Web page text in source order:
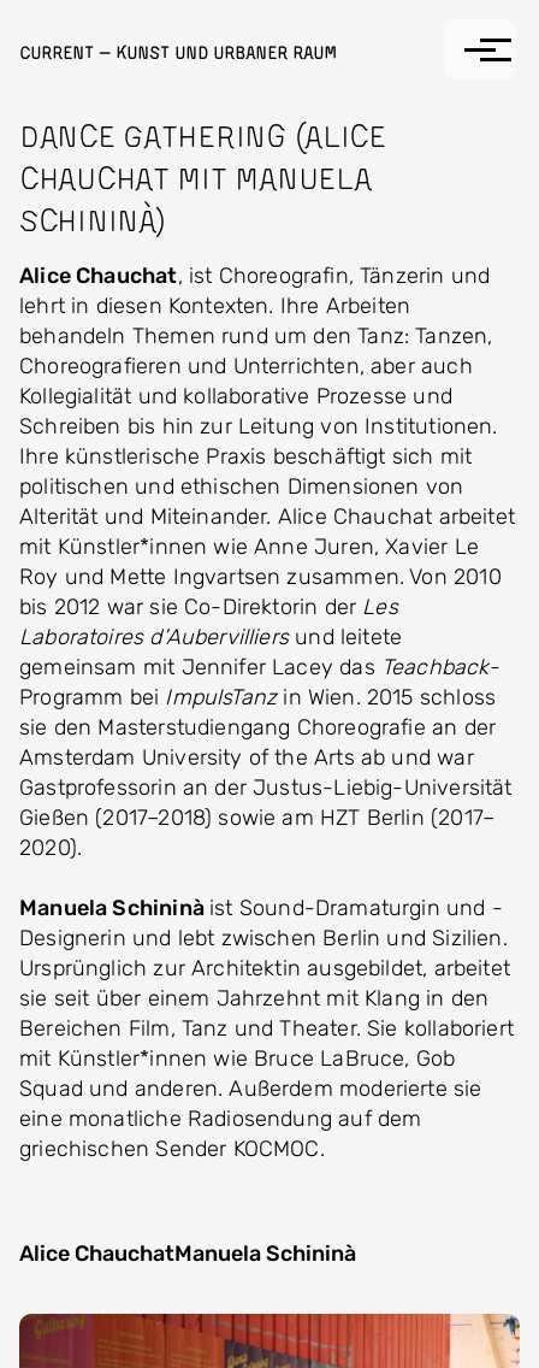
Current — Kunst und Urbaner Raum
Dance Gathering (Alice
Chauchat mit Manuela
Schininà)
Alice Chauchat, ist Choreografin, Tänzerin und
lehrt in diesen Kontexten. Ihre Arbeiten
behandeln Themen rund um den Tanz: Tanzen,
Choreografieren und Unterrichten, aber auch
Kollegialität und kollaborative Prozesse und
Schreiben bis hin zur Leitung von Institutionen.
Ihre künstlerische Praxis beschäftigt sich mit
politischen und ethischen Dimensionen von
Alterität und Miteinander. Alice Chauchat arbeitet
mit Künstler*innen wie Anne Juren, Xavier Le
Roy und Mette Ingvartsen zusammen. Von 2010
bis 2012 war sie Co-Direktorin der Les
Laboratoires d’Aubervilliersund leitete
gemeinsam mit Jennifer Lacey das Teachback-
Programm bei ImpulsTanzin Wien. 2015 schloss
sie den Masterstudiengang Choreografie an der
Amsterdam University of the Arts ab und war
Gastprofessorin an der Justus-Liebig-Universität
Gießen (2017–2018) sowie am HZT Berlin (2017–
2020).
Manuela Schininà ist Sound-Dramaturgin und -
Designerin und lebt zwischen Berlin und Sizilien.
Ursprünglich zur Architektin ausgebildet, arbeitet
sie seit über einem Jahrzehnt mit Klang in den
Bereichen Film, Tanz und Theater. Sie kollaboriert
mit Künstler*innen wie Bruce LaBruce, Gob
Squad und anderen. Außerdem moderierte sie
eine monatliche Radiosendung auf dem
griechischen Sender KOCMOC.
Alice ChauchatManuela Schininà